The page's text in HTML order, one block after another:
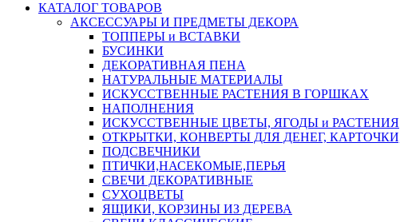
КАТАЛОГ ТОВАРОВ
АКСЕССУАРЫ И ПРЕДМЕТЫ ДЕКОРА
ТОППЕРЫ и ВСТАВКИ
БУСИНКИ
ДЕКОРАТИВНАЯ ПЕНА
НАТУРАЛЬНЫЕ МАТЕРИАЛЫ
ИСКУССТВЕННЫЕ РАСТЕНИЯ В ГОРШКАХ
НАПОЛНЕНИЯ
ИСКУССТВЕННЫЕ ЦВЕТЫ, ЯГОДЫ и РАСТЕНИЯ
ОТКРЫТКИ, КОНВЕРТЫ ДЛЯ ДЕНЕГ,
ПОДСВЕЧНИКИ
ПТИЧКИ,НАСЕКОМЫЕ,ПЕРЬЯ
СВЕЧИ ДЕКОРАТИВНЫЕ
СУХОЦВЕТЫ
ЯЩИКИ, КОРЗИНЫ ИЗ ДЕРЕВА